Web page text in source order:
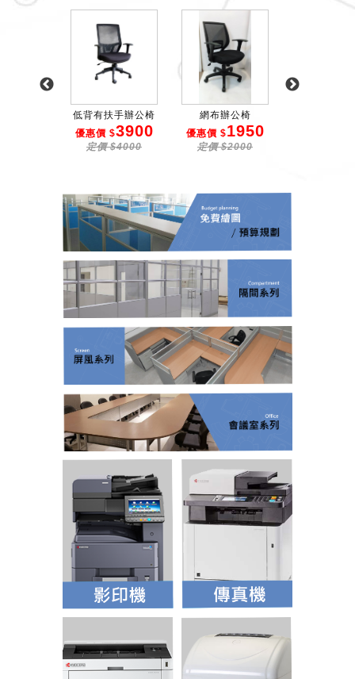
低背有扶手辦公椅
優惠價 $3900
定價 $4000
網布辦公椅
優惠價 $1950
定價 $2000